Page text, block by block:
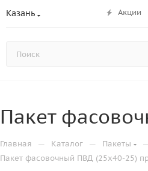
Казань Акции
Пакет
Главная — Каталог — Пакеты —
Пакет фасовочный ПВД (25х40-25)